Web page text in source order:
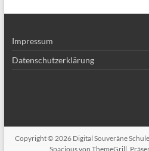
Impressum
Datenschutzerklärung
Copyright © 2026 Digital Souveräne Schule
Spaciousvon ThemeGrill.